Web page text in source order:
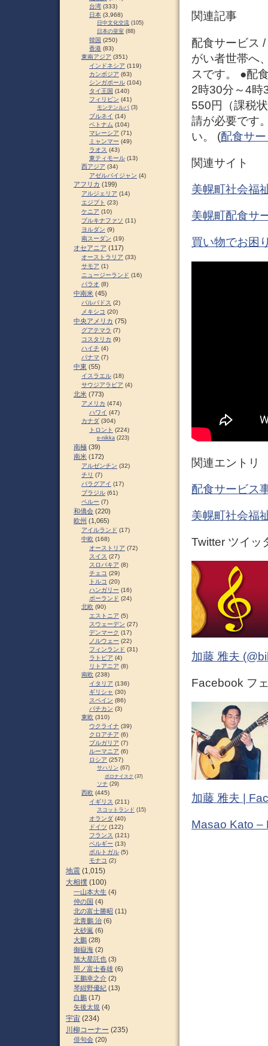
関連記事
配食サービス
がい者世帯へ
スです。 ●配
2時30分～4時
550円（課税
請が必要です
い。 (配食サ
関連サイト
美幌町社会福
美幌町配食サ
買い物でお困
関連エントリ
配食サービス
美幌町社会福
Twitter ツイッ
加藤 雅夫
Facebook フ
加藤 雅夫 |
Masao Kato –
台湾 (333)
日本 (3,968)
日中文化交流 (105)
日本の皇室 (88)
韓国 (250)
香港 (83)
東南アジア (351)
インドネシア (119)
カンボジア (63)
シンガポール (104)
タイ王国 (140)
フィリピン (41)
モンテンルパ (3)
ブルネイ (14)
ベトナム (104)
マレーシア (71)
ミャンマー (49)
ラオス (43)
東ティモール (13)
西アジア (34)
アゼルバイジャン (4)
アフリカ (199)
アルジェリア (14)
エジプト (23)
ケニア (10)
ブルキナファソ (11)
ヨルダン (9)
南スーダン (19)
オセアニア (117)
オーストラリア (33)
サモア (1)
ニュージーランド (16)
パラオ (8)
中南米 (45)
バルバドス (2)
メキシコ (20)
中央アメリカ (75)
グアテマラ (7)
コスタリカ (9)
ハイチ (4)
パナマ (7)
中東 (55)
イスラエル (18)
サウジアラビア (4)
北米 (773)
アメリカ (474)
ハワイ (47)
カナダ (304)
トロント (224)
e-nikka (223)
南極 (39)
南米 (172)
アルゼンチン (32)
チリ (7)
パラグアイ (17)
ブラジル (61)
ペルー (7)
和僑会 (220)
欧州 (1,065)
アイルランド (17)
中欧 (168)
オーストリア (72)
スイス (27)
スロパキア (8)
チェコ (29)
トルコ (20)
ハンガリー (16)
ポーランド (24)
北欧 (90)
エストニア (5)
スウェーデン (27)
デンマーク (17)
ノルウェー (22)
フィンランド (31)
ラトビア (4)
リトアニア (8)
南欧 (238)
イタリア (136)
ギリシャ (30)
スペイン (86)
バチカン (3)
東欧 (310)
ウクライナ (39)
クロアチア (6)
ブルガリア (7)
ルーマニア (6)
ロシア (257)
サハリン (67)
ポロナイスク (37)
ソチ (29)
西欧 (445)
イギリス (211)
スコットランド (15)
オランダ (40)
ドイツ (122)
フランス (121)
ベルギー (13)
ポルトガル (5)
モナコ (2)
地震 (1,015)
大相撲 (100)
一山本大生 (4)
仲の国 (4)
北の富士勝昭 (11)
北青鵬 治 (6)
大砂嵐 (6)
大鵬 (28)
御嶽海 (2)
旭大星託也 (3)
照ノ富士春雄 (6)
王鵬幸之介 (2)
琴紺野優紀 (13)
白鵬 (17)
矢後太規 (4)
宇宙 (234)
川柳コーナー (235)
俳句会 (20)